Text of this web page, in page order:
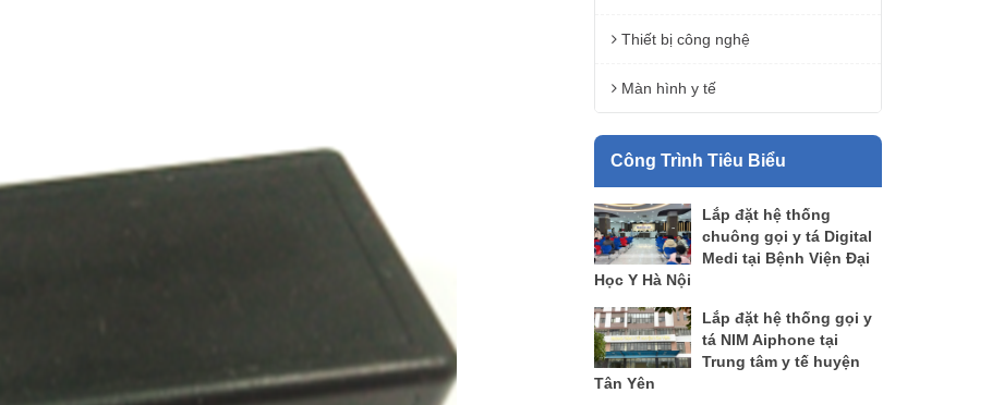
Thiết bị công nghệ
Màn hình y tế
Công Trình Tiêu Biểu
Lắp đặt hệ thống
chuông gọi y tá Digital
Medi tại Bệnh Viện Đại
Học Y Hà Nội
Lắp đặt hệ thống gọi y
tá NIM Aiphone tại
Trung tâm y tế huyện
Tân Yên